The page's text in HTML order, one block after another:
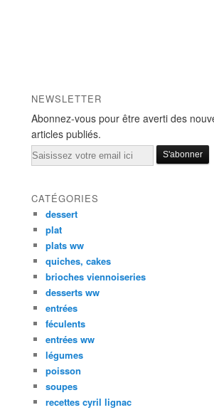
NEWSLETTER
Abonnez-vous pour être averti des
articles publiés.
Email
CATÉGORIES
dessert
plat
plats ww
quiches, cakes
brioches viennoiseries
desserts ww
entrées
féculents
entrées ww
légumes
poisson
soupes
recettes cyril lignac